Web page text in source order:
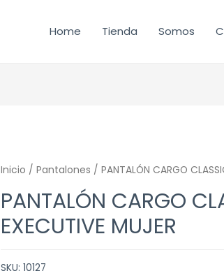
Home Tienda Somos
Inicio / Pantalones / PANTALÓN CARGO
PANTALÓN CARGO
EXECUTIVE MUJER
SKU: 10127